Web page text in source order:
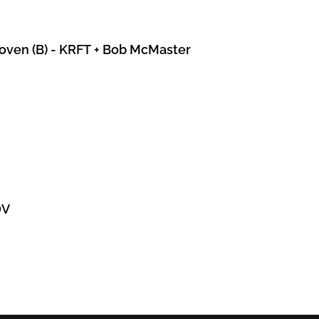
(B) - KRFT + Bob McMaster